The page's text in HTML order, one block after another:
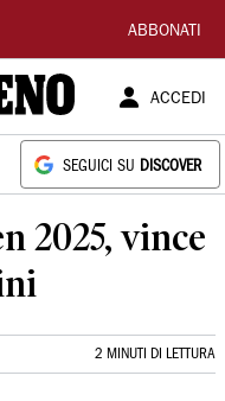
ABBONATI
ACCEDI
SEGUICI SU DISCOVER
2025, vince
2 MINUTI DI LETTURA